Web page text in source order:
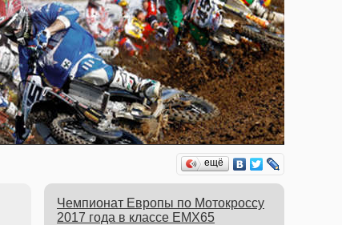
ещё
Чемпионат Европы по Мотокроссу
2017 года в классе EMX65